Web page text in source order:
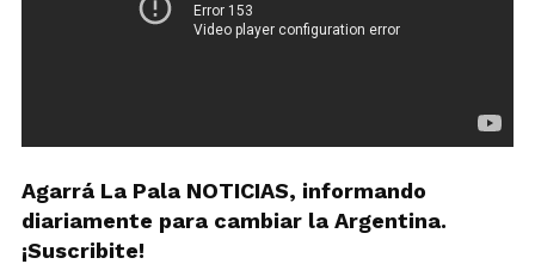
Agarrá La Pala NOTICIAS, informando
diariamente para cambiar la Argentina.
¡Suscribite!